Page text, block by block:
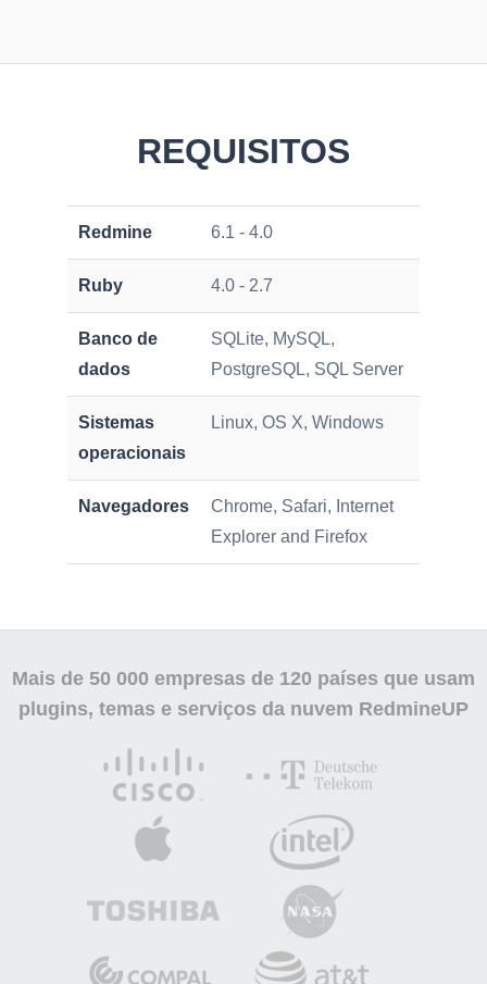
REQUISITOS
Redmine 6.1 - 4.0
Ruby 4.0 - 2.7
Banco de
dados
SQLite, MySQL,
PostgreSQL, SQL Server
Sistemas
operacionais
Linux, OS X, Windows
Navegadores
Chrome, Safari, Internet
Explorer and Firefox
Mais de 50 000 empresas de 120 países que usam
plugins, temas e serviços da nuvem RedmineUP